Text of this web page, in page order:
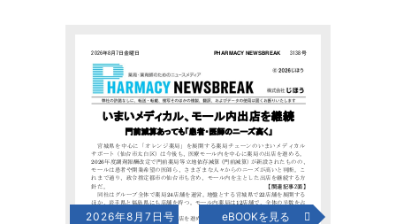
2026年8月7日号 eBOOKを見る